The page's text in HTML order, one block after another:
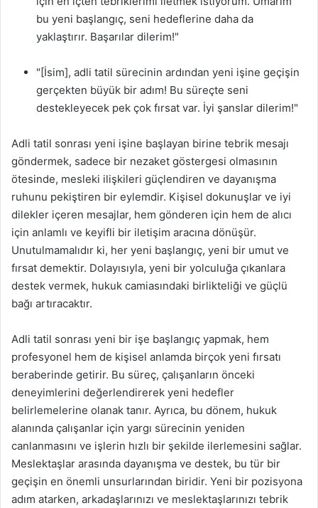
bu yeni başlangıç, seni hedeflerine daha da
yaklaştırır. Başarılar dilerim!"
"[İsim], adli tatil sürecinin ardından yeni işine geçişin
gerçekten büyük bir adım! Bu süreçte seni
destekleyecek pek çok fırsat var. İyi şanslar dilerim!"
Adli tatil sonrası yeni işine başlayan birine tebrik mesajı
göndermek, sadece bir nezaket göstergesi olmasının
ötesinde, mesleki ilişkileri güçlendiren ve dayanışma
ruhunu pekiştiren bir eylemdir. Kişisel dokunuşlar ve iyi
dilekler içeren mesajlar, hem gönderen için hem de alıcı
için anlamlı ve keyifli bir iletişim aracına dönüşür.
Unutulmamalıdır ki, her yeni başlangıç, yeni bir umut ve
fırsat demektir. Dolayısıyla, yeni bir yolculuğa çıkanlara
destek vermek, hukuk camiasındaki birlikteliği ve güçlü
bağı artıracaktır.
Adli tatil sonrası yeni bir işe başlangıç yapmak, hem
profesyonel hem de kişisel anlamda birçok yeni fırsatı
beraberinde getirir. Bu süreç, çalışanların önceki
deneyimlerini değerlendirerek yeni hedefler
belirlemelerine olanak tanır. Ayrıca, bu dönem, hukuk
alanında çalışanlar için yargı sürecinin yeniden
canlanmasını ve işlerin hızlı bir şekilde ilerlemesini sağlar.
Meslektaşlar arasında dayanışma ve destek, bu tür bir
geçişin en önemli unsurlarından biridir. Yeni bir pozisyona
adım atarken, arkadaşlarınızı ve meslektaşlarınızı tebrik